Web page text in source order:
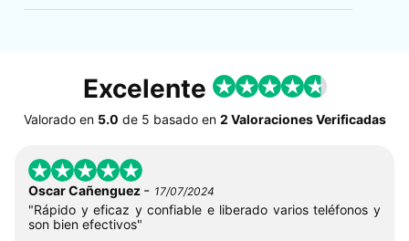
Excelente
Valorado en 5.0 de 5 basado en 2 Valoraciones Verificadas
Oscar Cañenguez - 17/07/2024
"Rápido y eficaz y confiable e liberado varios teléfonos y
son bien efectivos"